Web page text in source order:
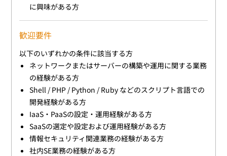
に興味がある方
歓迎要件
以下のいずれかの条件に該当する方
ネットワークまたはサーバーの構築や運用に関する業務
の経験がある方
Shell / PHP / Python / Ruby などのスクリプト言語での
開発経験がある方
IaaS・PaaSの設定・運用経験がある方
SaaSの選定や設定および運用経験がある方
情報セキュリティ関連業務の経験がある方
社内SE業務の経験がある方